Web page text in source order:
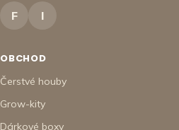
F I
OBCHOD
Čerstvé houby
Grow-kity
Dárkové boxy